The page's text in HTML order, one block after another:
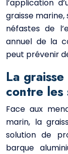
l’application
graisse
néfastes de
annuel de la
peut prévenir
La
contre les
Face aux
marin, la
solution de
barque